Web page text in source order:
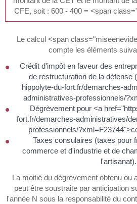
CFE, soit : 600 - 400 = <span
Le calcul <span
compte les éléments
Crédit d'impôt en faveur des
de restructuration de la défense
hippolyte-du-fort.fr/demarches-
administratives-professionnels/
Dégrèvement pour <a
fort.fr/demarches-administratives/
professionnels/
Taxes consulaires (taxes pour
commerce et d'industrie et de
l'artisanat).
La moitié du dégrèvement obtenu ou
peut être soustraite par anticipation
l'année N sous la responsabilité du